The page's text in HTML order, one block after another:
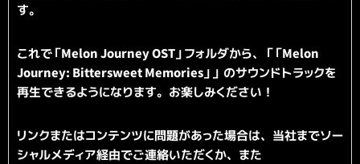
す。
これで「Melon Journey OST」フォルダから、「「Melon
Journey: Bittersweet Memories」 」 のサウンドトラックを
再生できるようになります。 お楽しみください！
リンクまたはコンテンツに問題があった場合は、 当社までソー
シャルメディア経由でご連絡いただくか、また